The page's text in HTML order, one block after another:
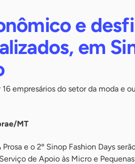
e
em
empresários do setor da moda e
MT
e o 2º Sinop Fashion Days
de Apoio às Micro e